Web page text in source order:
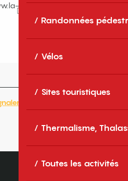
Randonnées
Vélos
Sites touristiques
Thermalisme,
Toutes les activités
cavale.fr
une erreur